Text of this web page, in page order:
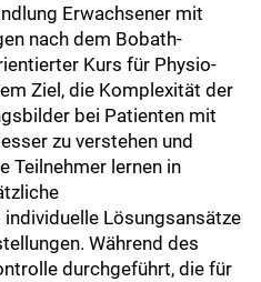
Erwachsener mit
nach dem Bobath-
Kurs für Physio-
Ziel, die Komplexität der
bei Patienten mit
zu verstehen und
Teilnehmer lernen in
Lösungsansätze
Während des
durchgeführt, die für